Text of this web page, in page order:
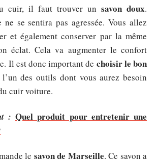
cuir, il faut trouver un savon doux.
se sentira pas agressée. Vous allez
et également conserver par la même
éclat. Cela va augmenter le confort
Il est donc important de choisir le bon
l’un des outils dont vous aurez besoin
cuir voiture.
: Quel produit pour entretenir une
le savon de Marseille. Ce savon a